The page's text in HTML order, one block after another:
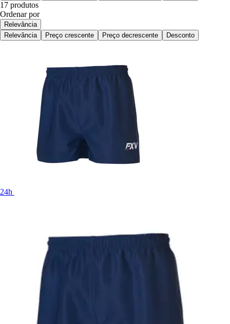
17 produtos
Ordenar por
Relevância
Relevância
Preço crescente Preço decrescente Desconto
24h